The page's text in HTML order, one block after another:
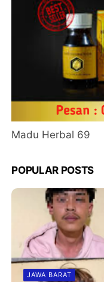
Madu Herbal 69
POPULAR POSTS
JAWA BARAT